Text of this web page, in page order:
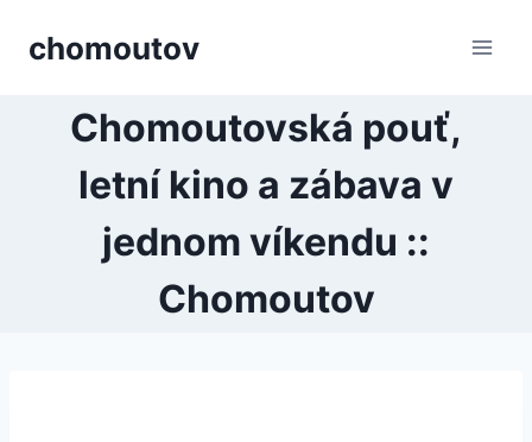
chomoutov
Chomoutovská pouť,
letní kino a zábava v
jednom víkendu ::
Chomoutov